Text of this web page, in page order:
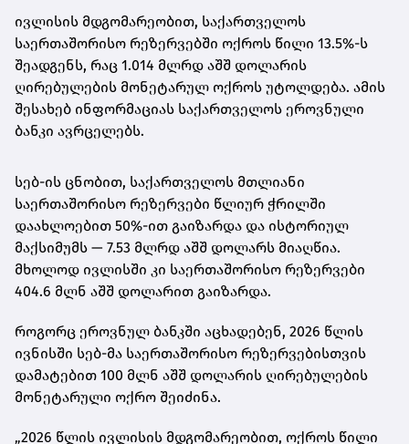
ივლისის მდგომარეობით, საქართველოს
საერთაშორისო რეზერვებში ოქროს წილი 13.5%-ს
შეადგენს, რაც 1.014 მლრდ აშშ დოლარის
ღირებულების მონეტარულ ოქროს უტოლდება. ამის
შესახებ ინფორმაციას საქართველოს ეროვნული
ბანკი ავრცელებს.
სებ-ის ცნობით, საქართველოს მთლიანი
საერთაშორისო რეზერვები წლიურ ჭრილში
დაახლოებით 50%-ით გაიზარდა და ისტორიულ
მაქსიმუმს — 7.53 მლრდ აშშ დოლარს მიაღწია.
მხოლოდ ივლისში კი საერთაშორისო რეზერვები
404.6 მლნ აშშ დოლარით გაიზარდა.
როგორც ეროვნულ ბანკში აცხადებენ, 2026 წლის
ივნისში სებ-მა საერთაშორისო რეზერვებისთვის
დამატებით 100 მლნ აშშ დოლარის ღირებულების
მონეტარული ოქრო შეიძინა.
„2026 წლის ივლისის მდგომარეობით, ოქროს წილი